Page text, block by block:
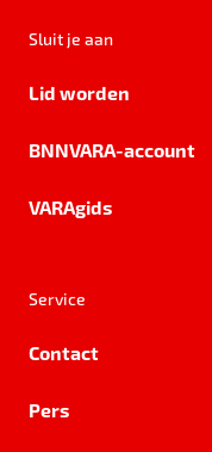
Sluit je aan
Lid worden
BNNVARA-account
VARAgids
Service
Contact
Pers